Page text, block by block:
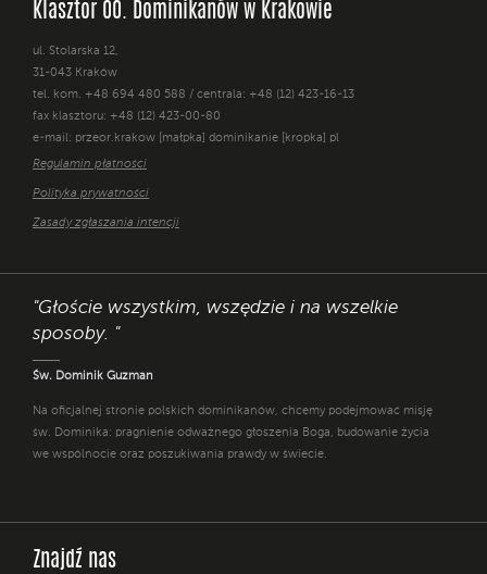
Klasztor OO. Dominikanów w Krakowie
ul. Stolarska 12,
31-043 Kraków
tel. kom. +48 694 480 588 / centrala: +48 (12) 423-16-13
fax klasztoru: +48 (12) 423-00-80
e-mail: przeor.krakow [małpka] dominikanie [kropka] pl
Regulamin płatności
Polityka prywatności
Zasady zgłaszania intencji
"Głoście wszystkim, wszędzie i na wszelkie
sposoby. "
Św. Dominik Guzman
Na oficjalnej stronie polskich dominikanów, chcemy podejmować misję
św. Dominika: pragnienie odważnego głoszenia Boga, budowanie życia
we wspólnocie oraz poszukiwania prawdy w świecie.
Znajdź nas